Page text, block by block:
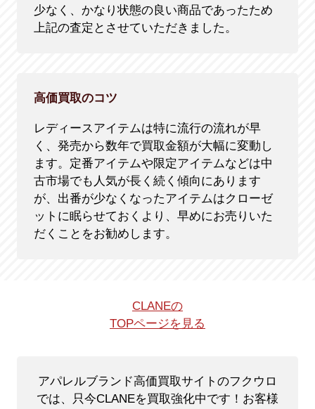
少なく、かなり状態の良い商品であったため
上記の査定とさせていただきました。
高価買取のコツ
レディースアイテムは特に流行の流れが早
く、発売から数年で買取金額が大幅に変動し
ます。定番アイテムや限定アイテムなどは中
古市場でも人気が長く続く傾向にあります
が、出番が少なくなったアイテムはクローゼ
ットに眠らせておくより、早めにお売りいた
だくことをお勧めします。
CLANEの
TOPページを見る
アパレルブランド高価買取サイトのフクウロ
では、只今CLANEを買取強化中です！ お客様